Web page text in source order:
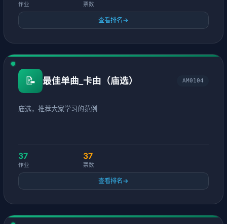
作业 票数
查看排名→
📝 最佳单曲_卡由（庙选） AM0104
庙选，推荐大家学习的范例
37
作业
37
票数
查看排名→